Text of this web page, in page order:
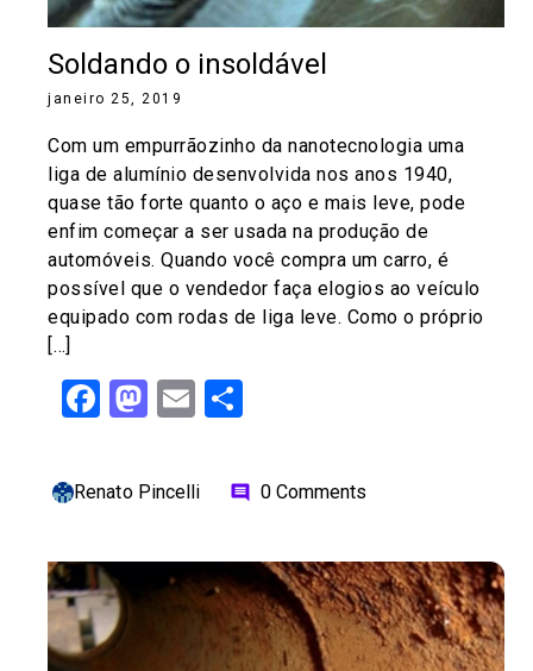
Soldando o insoldável
janeiro 25, 2019
Com um empurrãozinho da nanotecnologia uma
liga de alumínio desenvolvida nos anos 1940,
quase tão forte quanto o aço e mais leve, pode
enfim começar a ser usada na produção de
automóveis. Quando você compra um carro, é
possível que o vendedor faça elogios ao veículo
equipado com rodas de liga leve. Como o próprio
[…]
Facebook
Mastodon
Email
Renato Pincelli comment 0 Comments